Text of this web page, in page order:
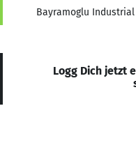
Bayramoglu
Logg Dich jetzt